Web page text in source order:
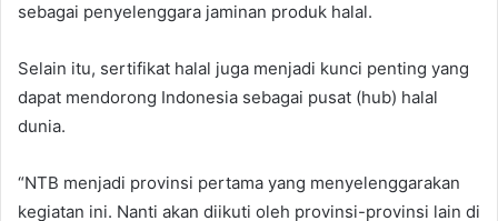
sebagai penyelenggara jaminan produk halal.
Selain itu, sertifikat halal juga menjadi kunci penting yang
dapat mendorong Indonesia sebagai pusat (hub) halal
dunia.
“NTB menjadi provinsi pertama yang menyelenggarakan
kegiatan ini. Nanti akan diikuti oleh provinsi-provinsi lain di